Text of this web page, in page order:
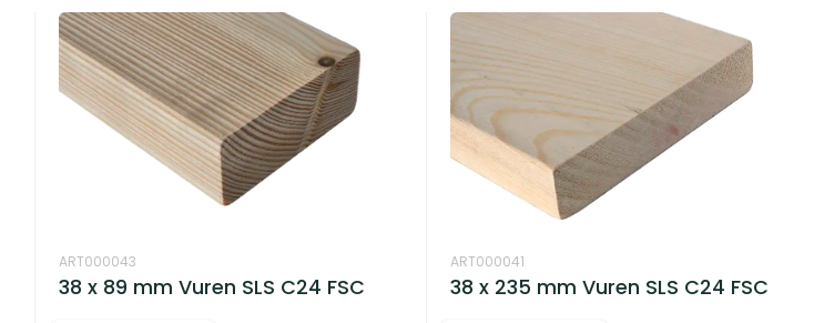
ART000043
38 x 89 mm Vuren SLS C24 FSC
ART000041
38 x 235 mm Vuren SLS C24 FSC